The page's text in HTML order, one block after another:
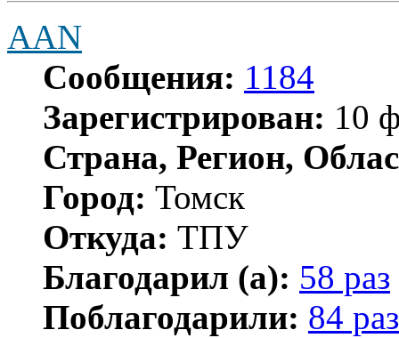
AAN
Сообщения: 1184
Зарегистрирован: 10
Страна, Регион,
Город: Томск
Откуда: ТПУ
Благодарил (а): 58 раз
Поблагодарили: 84